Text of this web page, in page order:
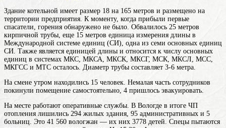
Здание котельной имеет размер 18 на 165 метров и размещено на
территории предприятия. К моменту, когда прибыли первые
спасатели, горения обнаружено не было. Обвалилось 25 метров
кирпичной трубы, еще 15 метров единица измерения длины в
Международной системе единиц (СИ), одна из семи основных единиц
СИ. Также является единицей длины и относится к числу основных
единиц в системах МКС, МКСА, МКСК, МКСГ, МСК, МКСЛ, МСС,
МКГСС и МТС осталось. Диаметр трубы составляет 3-6 метра.
На смене утром находились 15 человек. Немалая часть сотрудников
покинули помещение самостоятельно, 4 пришлось эвакуировать.
На месте работают оперативные службы. В Вологде в итоге ЧП
отопления лишились 294 жилых здания, 95 административных и 5
больниц. Это 41 560 вологжан — их них 3778 детей. Спецы пытаются